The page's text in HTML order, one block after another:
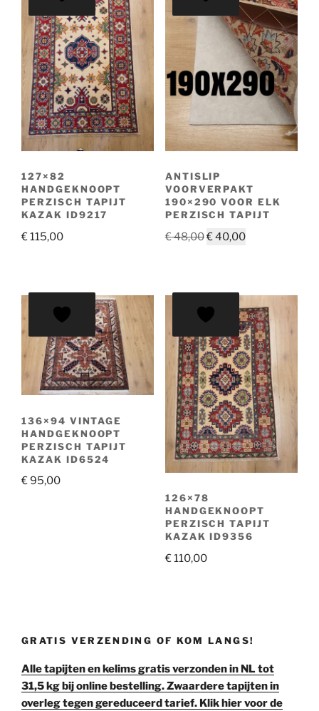
127×82
HANDGEKNOOPT
PERZISCH TAPIJT
KAZAK ID9217
€115,00
ANTISLIP
VOORVERPAKT
190×290 VOOR ELK
PERZISCH TAPIJT
€48,00Oorspronkelijke
€40,00Huidige
136×94 VINTAGE
HANDGEKNOOPT
PERZISCH TAPIJT
KAZAK ID6524
€95,00
126×78
HANDGEKNOOPT
PERZISCH TAPIJT
KAZAK ID9356
€110,00
GRATIS VERZENDING OF KOM LANGS!
Alle tapijten en kelims gratis verzonden in NL tot
31,5 kg bij online bestelling. Zwaardere tapijten in
overleg tegen gereduceerd tarief. Klik hier voor de